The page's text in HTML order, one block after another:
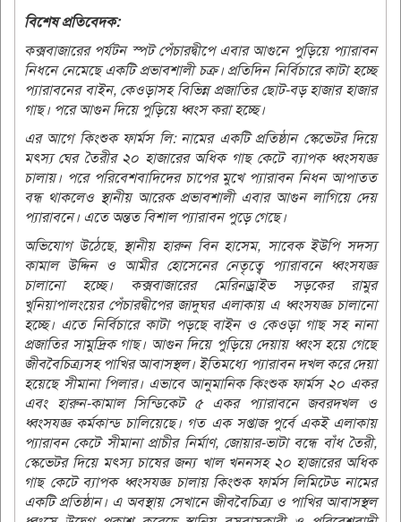
বিশেষ প্রতিবেদক:
কক্সবাজারের পর্যটন স্পট পেঁচারদ্বীপে এবার আগুনে পুড়িয়ে প্যারাবন
নিধনে নেমেছে একটি প্রভাবশালী চক্র। প্রতিদিন নির্বিচারে কাটা হচ্ছে
প্যারাবনের বাইন, কেওড়াসহ বিভিন্ন প্রজাতির ছোট-বড় হাজার হাজার
গাছ। পরে আগুন দিয়ে পুড়িয়ে ধ্বংস করা হচ্ছে।
এর আগে কিংশুক ফার্মস লি: নামের একটি প্রতিষ্ঠান স্কেভেটর দিয়ে
মৎস্য ঘের তৈরীর ২০ হাজারের অধিক গাছ কেটে ব্যাপক ধ্বংসযজ্ঞ
চালায়। পরে পরিবেশবাদিদের চাপের মুখে প্যারাবন নিধন আপাতত
বন্ধ থাকলেও স্থানীয় আরেক প্রভাবশালী এবার আগুন লাগিয়ে দেয়
প্যারাবনে। এতে অন্তত বিশাল প্যারাবন পুড়ে গেছে।
অভিযোগ উঠেছে, স্থানীয় হারুন বিন হাসেম, সাবেক ইউপি সদস্য
কামাল উদ্দিন ও আমীর হোসেনের নেতৃত্বে প্যারাবনে ধ্বংসযজ্ঞ
চালানো হচ্ছে। কক্সবাজারের মেরিনড্রাইভ সড়কের রামুর
খুনিয়াপালংয়ের পেঁচারদ্বীপের জাদুঘর এলাকায় এ ধ্বংসযজ্ঞ চালানো
হচ্ছে। এতে নির্বিচারে কাটা পড়ছে বাইন ও কেওড়া গাছ সহ নানা
প্রজাতির সামুদ্রিক গাছ। আগুন দিয়ে পুড়িয়ে দেয়ায় ধ্বংস হয়ে গেছে
জীববৈচিত্র্যসহ পাখির আবাসস্থল। ইতিমধ্যে প্যারাবন দখল করে দেয়া
হয়েছে সীমানা পিলার। এভাবে আনুমানিক কিংশুক ফার্মস ২০ একর
এবং হারুন-কামাল সিন্ডিকেট ৫ একর প্যারাবনে জবরদখল ও
ধ্বংসযজ্ঞ কর্মকান্ড চালিয়েছে। গত এক সপ্তাজ পুর্বে একই এলাকায়
প্যারাবন কেটে সীমানা প্রাচীর নির্মাণ, জোয়ার-ভাটা বন্ধে বাঁধ তৈরী,
স্কেভেটর দিয়ে মৎস্য চাষের জন্য খাল খননসহ ২০ হাজারের অধিক
গাছ কেটে ব্যাপক ধ্বংসযজ্ঞ চালায় কিংশুক ফার্মস লিমিটেড নামের
একটি প্রতিষ্ঠান। এ অবস্থায় সেখানে জীববৈচিত্র্য ও পাখির আবাসস্থল